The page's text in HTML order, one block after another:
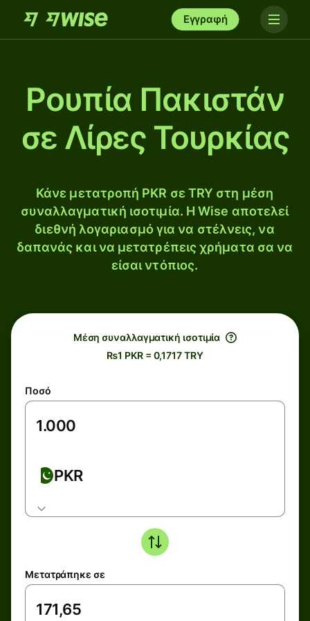
Εγγραφή
Ρουπία Πακιστάν
σε Λίρες Τουρκίας
Κάνε μετατροπή PKR σε TRY στη μέση
συναλλαγματική ισοτιμία. Η Wise αποτελεί
διεθνή λογαριασμό για να στέλνεις, να
δαπανάς και να μετατρέπεις χρήματα σα να
είσαι ντόπιος.
Μέση συναλλαγματική ισοτιμία
₨1 PKR = 0,1717 TRY
Ποσό
PKR
Μετατράπηκε σε